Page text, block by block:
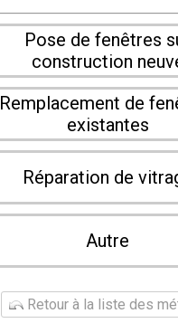
Pose de fenêtres
construction
Remplacement de
existantes
Réparation de
Autre
Retour à la liste des